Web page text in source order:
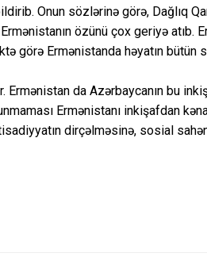
Onun sözlərinə görə, Dağlıq
özünü çox geriyə atıb.
görə Ermənistanda həyatın bütün
da Azərbaycanın bu
Ermənistanı inkişafdan
dirçəlməsinə, sosial